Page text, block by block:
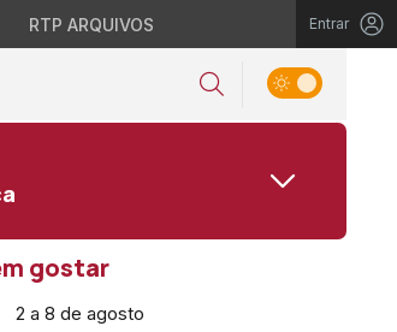
RTP ARQUIVOS Entrar
gostar
2 a 8 de agosto